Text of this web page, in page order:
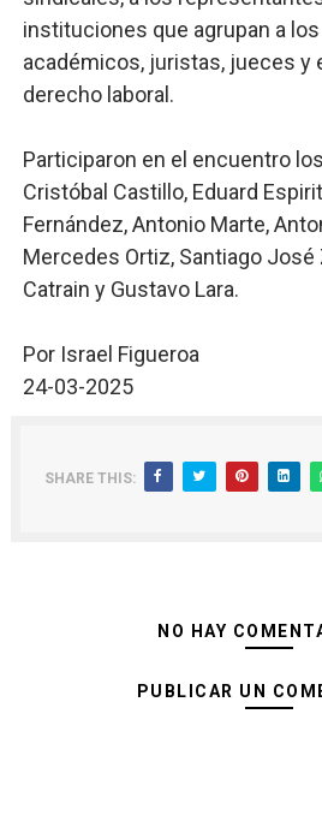
instituciones que agrupan a
académicos, juristas, jueces y
derecho laboral.
Participaron en el encuentro
Cristóbal Castillo, Eduard
Fernández, Antonio Marte,
Mercedes Ortiz, Santiago José
Catrain y Gustavo Lara.
Por Israel Figueroa
24-03-2025
SHARE THIS:
NO HAY
PUBLICAR UN